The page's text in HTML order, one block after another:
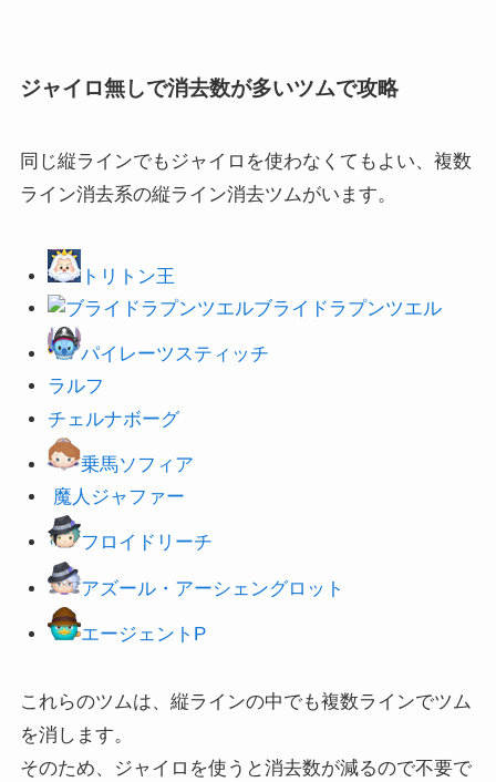
ジャイロ無しで消去数が多いツムで攻略
同じ縦ラインでもジャイロを使わなくてもよい、複数
ライン消去系の縦ライン消去ツムがいます。
トリトン王
ブライドラプンツエル
パイレーツスティッチ
ラルフ
チェルナボーグ
乗馬ソフィア
魔人ジャファー
フロイドリーチ
アズール・アーシェングロット
エージェントP
これらのツムは、縦ラインの中でも複数ラインでツム
を消します。
そのため、ジャイロを使うと消去数が減るので不要で